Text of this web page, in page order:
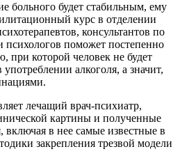
больного будет стабильным, ему
курс в отделении
консультантов по
психологов поможет постепенно
при которой человек не будет
употреблении алкоголя, а значит,
лечащий врач-психиатр,
картины и полученные
включая в нее самые известные в
закрепления трезвой модели